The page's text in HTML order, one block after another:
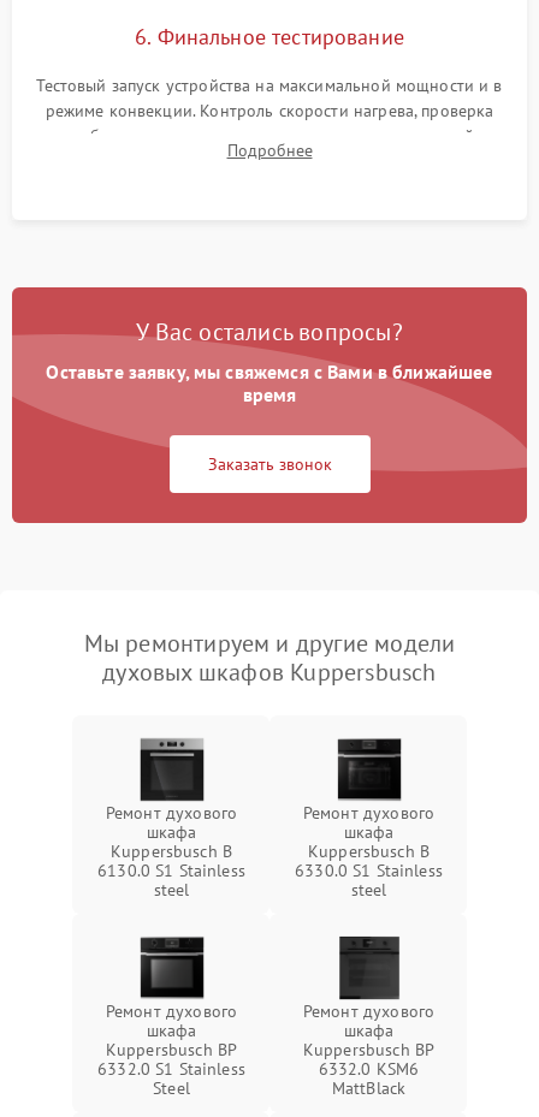
6. Финальное тестирование
Тестовый запуск устройства на максимальной мощности и в
режиме конвекции. Контроль скорости нагрева, проверка
срабатывания термостата при достижении заданной
температуры и тест на отсутствие утечек тока.
Подробнее
У Вас остались вопросы?
Оставьте заявку, мы свяжемся с Вами в ближайшее
время
Заказать звонок
Мы ремонтируем и другие модели
духовых шкафов Kuppersbusch
Ремонт духового
шкафа
Kuppersbusch B
6130.0 S1 Stainless
steel
Ремонт духового
шкафа
Kuppersbusch B
6330.0 S1 Stainless
steel
Ремонт духового
шкафа
Kuppersbusch BP
6332.0 S1 Stainless
Steel
Ремонт духового
шкафа
Kuppersbusch BP
6332.0 KSM6
MattBlack